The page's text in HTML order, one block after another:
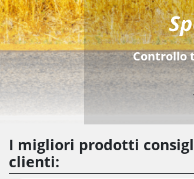
Controllo
I migliori prodotti
clienti: